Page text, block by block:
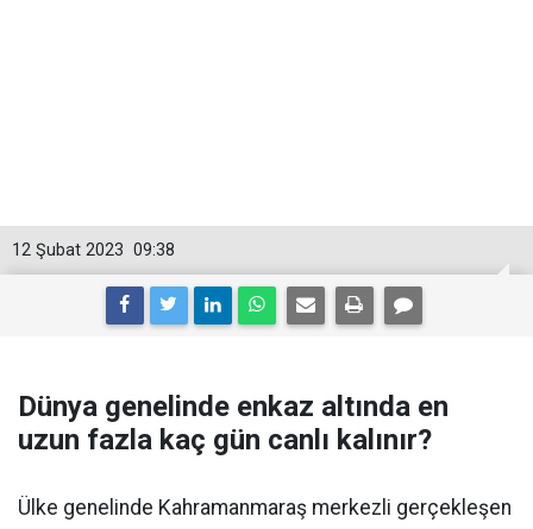
09:38
12 Şubat 2023
Dünya genelinde enkaz altında en
uzun fazla kaç gün canlı kalınır?
Ülke genelinde Kahramanmaraş merkezli gerçekleşen